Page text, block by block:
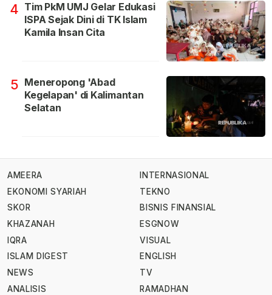
4 Tim PkM UMJ Gelar Edukasi
ISPA Sejak Dini di TK Islam
Kamila Insan Cita
5 Meneropong 'Abad
Kegelapan' di Kalimantan
Selatan
AMEERA
EKONOMI SYARIAH
SKOR
KHAZANAH
IQRA
ISLAM DIGEST
NEWS
ANALISIS
INTERNASIONAL
TEKNO
BISNIS FINANSIAL
ESGNOW
VISUAL
ENGLISH
TV
RAMADHAN